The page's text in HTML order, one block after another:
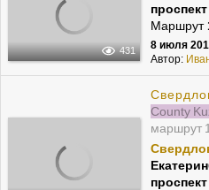
431
Маршрут
8 июля
Автор:
County
маршрут